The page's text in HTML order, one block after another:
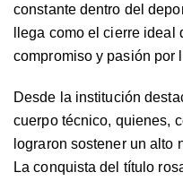
constante dentro del
llega como el cierre
compromiso y pasión por
Desde la institución
cuerpo técnico, quienes,
lograron sostener un alto
La conquista del título